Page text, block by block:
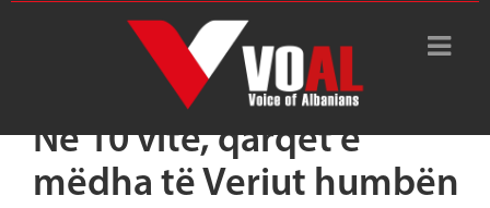
Në 10 vite, qarqet e
mëdha të Veriut humbën